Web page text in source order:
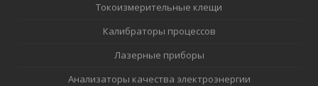
Токоизмерительные клещи
Калибраторы процессов
Лазерные приборы
Анализаторы качества электроэнергии